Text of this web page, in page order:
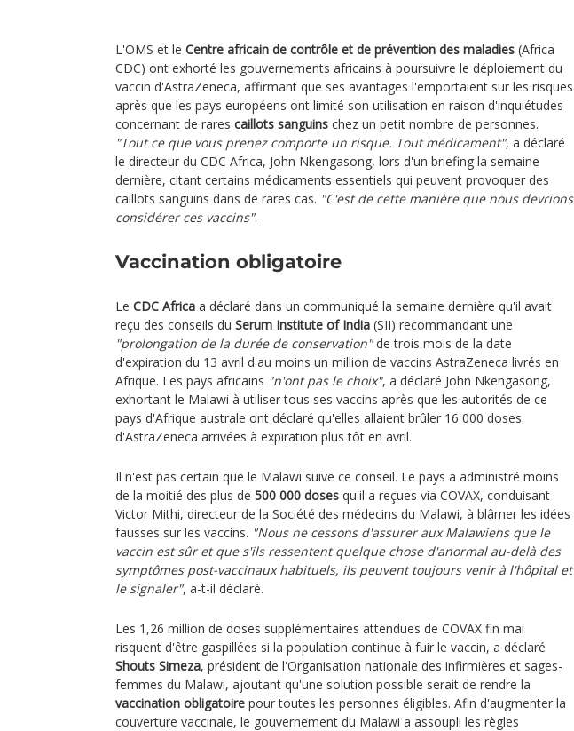
L'OMS et le Centre africain de contrôle et de prévention des maladies (Africa
CDC) ont exhorté les gouvernements africains à poursuivre le déploiement du
vaccin d'AstraZeneca, affirmant que ses avantages l'emportaient sur les risques
après que les pays européens ont limité son utilisation en raison d'inquiétudes
concernant de rares caillots sanguins chez un petit nombre de personnes.
"Tout ce que vous prenez comporte un risque. Tout médicament", a déclaré
le directeur du CDC Africa, John Nkengasong, lors d'un briefing la semaine
dernière, citant certains médicaments essentiels qui peuvent provoquer des
caillots sanguins dans de rares cas. "C'est de cette manière que nous devrions
considérer ces vaccins".
Vaccination obligatoire
Le CDC Africa a déclaré dans un communiqué la semaine dernière qu'il avait
reçu des conseils du Serum Institute of India (SII) recommandant une
"prolongation de la durée de conservation"de trois mois de la date
d'expiration du 13 avril d'au moins un million de vaccins AstraZeneca livrés en
Afrique. Les pays africains "n'ont pas le choix", a déclaré John Nkengasong,
exhortant le Malawi à utiliser tous ses vaccins après que les autorités de ce
pays d'Afrique australe ont déclaré qu'elles allaient brûler 16 000 doses
d'AstraZeneca arrivées à expiration plus tôt en avril.
Il n'est pas certain que le Malawi suive ce conseil. Le pays a administré moins
de la moitié des plus de 500 000 doses qu'il a reçues via COVAX, conduisant
Victor Mithi, directeur de la Société des médecins du Malawi, à blâmer les idées
fausses sur les vaccins. "Nous ne cessons d'assurer aux Malawiens que le
vaccin est sûr et que s'ils ressentent quelque chose d'anormal au-delà des
symptômes post-vaccinaux habituels, ils peuvent toujours venir à l'hôpital et
le signaler", a-t-il déclaré.
Les 1,26 million de doses supplémentaires attendues de COVAX fin mai
risquent d'être gaspillées si la population continue à fuir le vaccin, a déclaré
Shouts Simeza, président de l'Organisation nationale des infirmières et sages-
femmes du Malawi, ajoutant qu'une solution possible serait de rendre la
vaccination obligatoire pour toutes les personnes éligibles. Afin d'augmenter la
couverture vaccinale, le gouvernement du Malawi a assoupli les règles